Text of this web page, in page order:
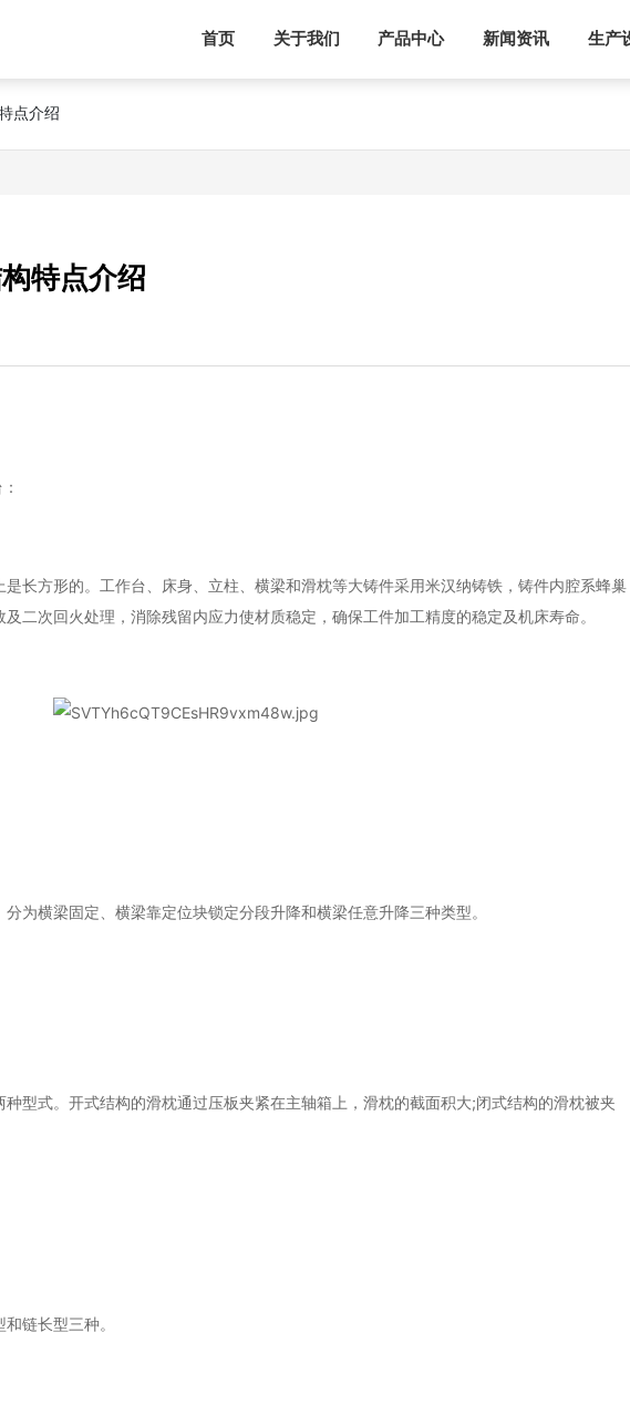
首页 关于我们 产品中心 新闻资讯 生产
点介绍
特点介绍
方形的。工作台、床身、立柱、横梁和滑枕等大铸件采用米汉纳铸铁，铸件内腔系蜂巢
二次回火处理，消除残留内应力使材质稳定，确保工件加工精度的稳定及机床寿命。
横梁固定、横梁靠定位块锁定分段升降和横梁任意升降三种类型。
式。开式结构的滑枕通过压板夹紧在主轴箱上，滑枕的截面积大;闭式结构的滑枕被夹
链长型三种。